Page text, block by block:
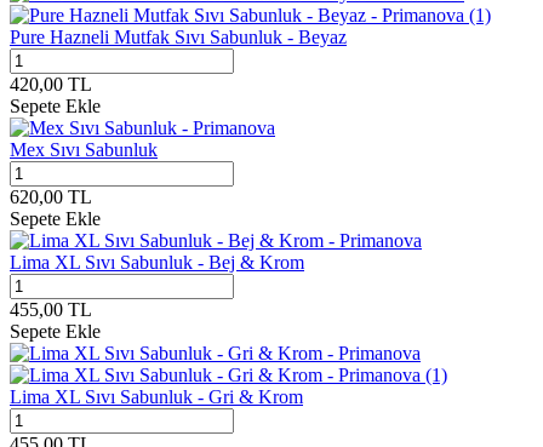
Pure Hazneli Mutfak Sıvı Sabunluk - Beyaz
420,00 TL
Sepete Ekle
Mex Sıvı Sabunluk
620,00 TL
Sepete Ekle
Lima XL Sıvı Sabunluk - Bej & Krom
455,00 TL
Sepete Ekle
Lima XL Sıvı Sabunluk - Gri & Krom